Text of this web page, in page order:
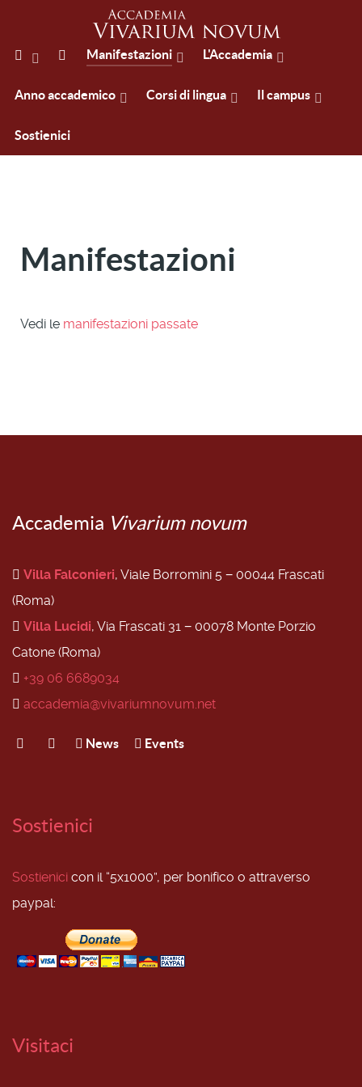
Manifestazioni L'Accademia
Anno accademico Corsi di lingua Il campus
Sostienici
Manifestazioni
Vedi le manifestazioni passate
Accademia Vivarium novum
Villa Falconieri, Viale Borromini 5 − 00044 Frascati
(Roma)
Villa Lucidi, Via Frascati 31 − 00078 Monte Porzio
Catone (Roma)
+39 06 6689034
accademia@vivariumnovum.net
News Events
Sostienici
Sostienici con il “5x1000”, per bonifico o attraverso
paypal:
Visitaci